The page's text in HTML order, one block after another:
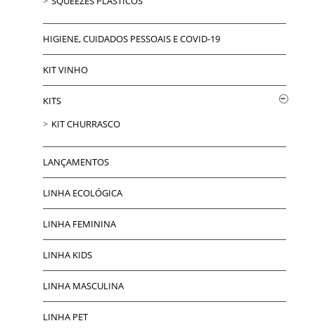
HIGIENE, CUIDADOS PESSOAIS E COVID-19
KIT VINHO
KITS
KIT CHURRASCO
LANÇAMENTOS
LINHA ECOLÓGICA
LINHA FEMININA
LINHA KIDS
LINHA MASCULINA
LINHA PET